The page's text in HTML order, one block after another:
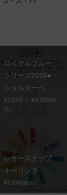
ロイヤルブルー
シリーズ2026●
ショルダーベ...
¥2,640 ～ ¥4,950(税
込)
レザースナップ
キーリング
¥2,640(税込)